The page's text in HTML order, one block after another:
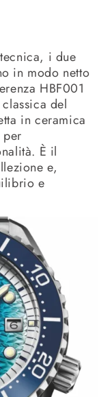
i due
in modo netto
HBF001
del
in ceramica
per
È il
e,
e